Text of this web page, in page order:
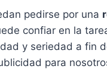
pedirse por una
confiar en la
y seriedad a fin
para